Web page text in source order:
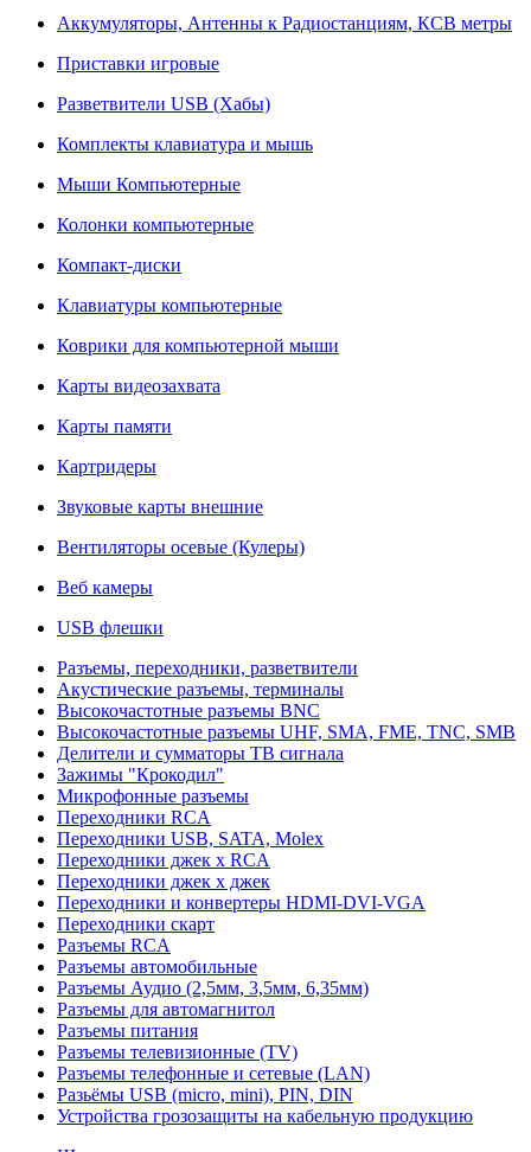
Аккумуляторы, Антенны к Радиостанциям, КСВ метры
Приставки игровые
Разветвители USB (Хабы)
Комплекты клавиатура и мышь
Мыши Компьютерные
Колонки компьютерные
Компакт-диски
Клавиатуры компьютерные
Коврики для компьютерной мыши
Карты видеозахвата
Карты памяти
Картридеры
Звуковые карты внешние
Вентиляторы осевые (Кулеры)
Веб камеры
USB флешки
Разъемы, переходники, разветвители
Акустические разъемы, терминалы
Высокочастотные разъемы BNC
Высокочастотные разъемы UHF, SMA, FME, TNC, SMB
Делители и сумматоры ТВ сигнала
Зажимы "Крокодил"
Микрофонные разъемы
Переходники RCA
Переходники USB, SATA, Molex
Переходники джек х RCA
Переходники джек х джек
Переходники и конвертеры HDMI-DVI-VGA
Переходники скарт
Разъемы RCA
Разъемы автомобильные
Разъемы Аудио (2,5мм, 3,5мм, 6,35мм)
Разъемы для автомагнитол
Разъемы питания
Разъемы телевизионные (TV)
Разъемы телефонные и сетевые (LAN)
Разьёмы USB (micro, mini), PIN, DIN
Устройства грозозащиты на кабельную продукцию